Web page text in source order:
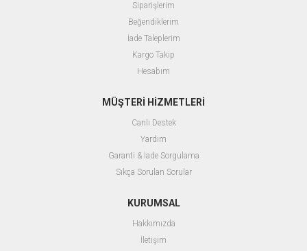
Siparişlerim
Beğendiklerim
İade Taleplerim
Kargo Takip
Hesabım
MÜŞTERİ HİZMETLERİ
Canlı Destek
Yardım
Garanti & İade Sorgulama
Sıkça Sorulan Sorular
KURUMSAL
Hakkımızda
İletişim